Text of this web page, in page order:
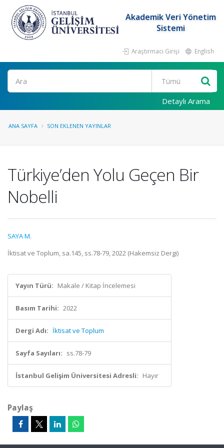
Akademik Veri Yönetim
Sistemi
Araştırmacı Girişi English
Ara
Detaylı Arama
ANA SAYFA SON EKLENEN YAYINLAR
Türkiye’den Yolu Geçen Bir
Nobelli
SAYA M.
İktisat ve Toplum, sa.145, ss.78-79, 2022 (Hakemsiz Dergi)
Yayın Türü: Makale / Kitap İncelemesi
Basım Tarihi: 2022
Dergi Adı: İktisat ve Toplum
Sayfa Sayıları: ss.78-79
İstanbul Gelişim Üniversitesi Adresli: Hayır
Paylaş